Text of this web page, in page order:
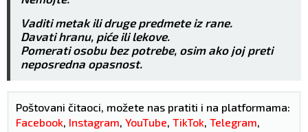
Vaditi metak ili druge predmete iz rane.
Davati hranu, piće ili lekove.
Pomerati osobu bez potrebe, osim ako joj preti
neposredna opasnost.
Poštovani čitaoci, možete nas pratiti i na platformama:
Facebook, Instagram, YouTube, TikTok, Telegram,